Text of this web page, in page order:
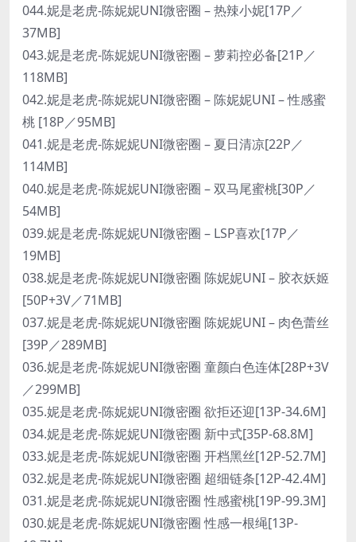
044.妮是老虎-陈妮妮UNI微密圈 – 热辣小妮[17P／
37MB]
043.妮是老虎-陈妮妮UNI微密圈 – 萝莉控必备[21P／
118MB]
042.妮是老虎-陈妮妮UNI微密圈 – 陈妮妮UNI – 性感蜜
桃 [18P／95MB]
041.妮是老虎-陈妮妮UNI微密圈 – 夏日清凉[22P／
114MB]
040.妮是老虎-陈妮妮UNI微密圈 – 双马尾蜜桃[30P／
54MB]
039.妮是老虎-陈妮妮UNI微密圈 – LSP喜欢[17P／
19MB]
038.妮是老虎-陈妮妮UNI微密圈 陈妮妮UNI – 胶衣妖姬
[50P+3V／71MB]
037.妮是老虎-陈妮妮UNI微密圈 陈妮妮UNI – 肉色蕾丝
[39P／289MB]
036.妮是老虎-陈妮妮UNI微密圈 童颜白色连体[28P+3V
／299MB]
035.妮是老虎-陈妮妮UNI微密圈 欲拒还迎[13P-34.6M]
034.妮是老虎-陈妮妮UNI微密圈 新中式[35P-68.8M]
033.妮是老虎-陈妮妮UNI微密圈 开档黑丝[12P-52.7M]
032.妮是老虎-陈妮妮UNI微密圈 超细链条[12P-42.4M]
031.妮是老虎-陈妮妮UNI微密圈 性感蜜桃[19P-99.3M]
030.妮是老虎-陈妮妮UNI微密圈 性感一根绳[13P-